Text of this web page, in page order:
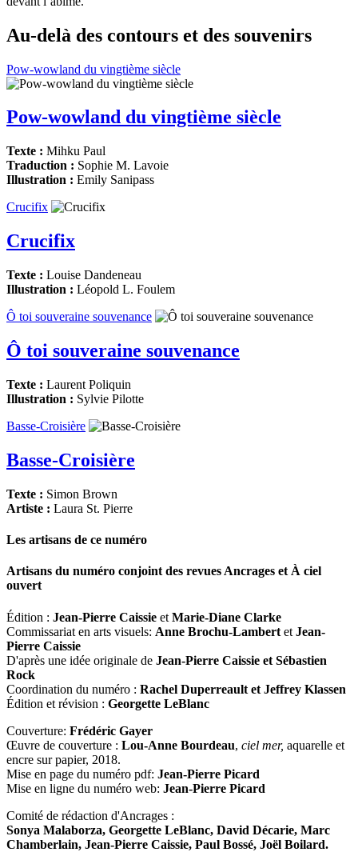
Au-delà des contours et des souvenirs
Pow-wowland du vingtième siècle
Pow-wowland du vingtième siècle
Texte : Mihku Paul
Traduction : Sophie M. Lavoie
Illustration : Emily Sanipass
Crucifix
Crucifix
Texte : Louise Dandeneau
Illustration : Léopold L. Foulem
Ô toi souveraine souvenance
Ô toi souveraine souvenance
Texte : Laurent Poliquin
Illustration : Sylvie Pilotte
Basse-Croisière
Basse-Croisière
Texte : Simon Brown
Artiste : Laura St. Pierre
Les artisans de ce numéro
Artisans du numéro conjoint des revues Ancrages et À ciel
ouvert
Édition : Jean-Pierre Caissie et Marie-Diane Clarke
Commissariat en arts visuels: Anne Brochu-Lambert et Jean-
Pierre Caissie
D'après une idée originale de Jean-Pierre Caissie et Sébastien
Rock
Coordination du numéro : Rachel Duperreault et Jeffrey Klassen
Édition et révision : Georgette LeBlanc
Couverture: Frédéric Gayer
Œuvre de couverture : Lou-Anne Bourdeau, ciel mer, aquarelle et
encre sur papier, 2018.
Mise en page du numéro pdf: Jean-Pierre Picard
Mise en ligne du numéro web: Jean-Pierre Picard
Comité de rédaction d'Ancrages :
Sonya Malaborza, Georgette LeBlanc, David Décarie, Marc
Chamberlain, Jean-Pierre Caissie, Paul Bossé, Joël Boilard.